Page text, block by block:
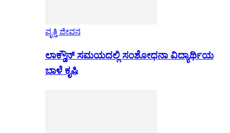
ವೃತ್ತಿ ಜೀವನ
ಲಾಕ್ಡೌನ್ ಸಮಯದಲ್ಲಿ ಸಂಶೋಧನಾ ವಿದ್ಯಾರ್ಥಿಯ
ಬಾಳೆ ಕೃಷಿ